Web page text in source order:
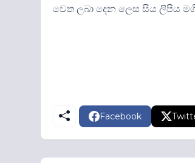
වෙත ලබා දෙන ලෙස සිය ලිපිය
Facebook